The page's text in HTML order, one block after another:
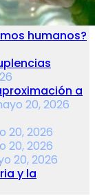
humanos?
a
20, 2026
20, 2026
20, 2026
20, 2026
y la